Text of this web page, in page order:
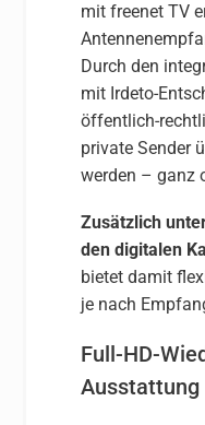
mit freenet TV
Durch den
mit Irdeto-
öffentlich-
private Sender
werden – ganz
Zusätzlich
den digitalen
bietet damit
je nach
Full-HD-
Ausstattung